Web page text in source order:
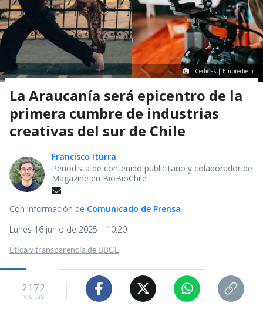
Cedidas | Emprediem
La Araucanía será epicentro de la
primera cumbre de industrias
creativas del sur de Chile
Francisco Iturra
Periodista de contenido publicitario y colaborador de
Magazine en BioBioChile
Con información de Comunicado de Prensa
Lunes 16 junio de 2025 | 10:20
Ética y transparencia de BBCL
2172
visitas